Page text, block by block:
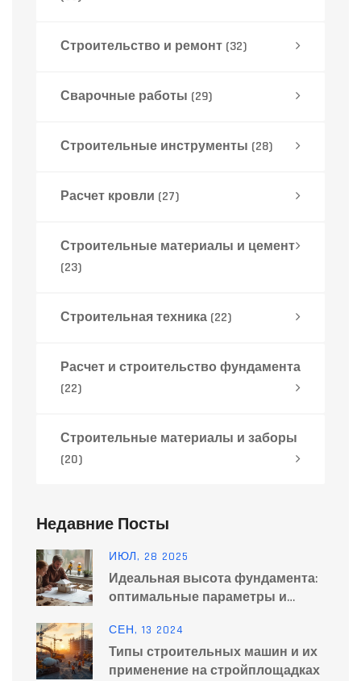
Строительство и ремонт (32)
Сварочные работы (29)
Строительные инструменты (28)
Расчет кровли (27)
Строительные материалы и цемент
(23)
Строительная техника (22)
Расчет и строительство фундамента
(22)
Строительные материалы и заборы
(20)
Недавние Посты
ИЮЛ, 28 2025
Идеальная высота фундамента:
оптимальные параметры и
СЕН, 13 2024
Типы строительных машин и их
применение на стройплощадках